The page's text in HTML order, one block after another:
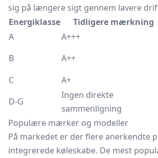
sig på længere sigt gennem lavere
Energiklasse
Tidligere mærkning
A
A+++
B
A++
C
A+
D-G
Ingen direkte
sammenligning
Populære mærker og modeller
På markedet er der flere anerkendte
integrerede køleskabe. De mest